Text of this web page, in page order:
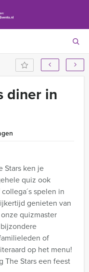
diner in
Stars ken je
quiz ook
spelen in
genieten van
quizmaster
of
op het menu!
The Stars een feest